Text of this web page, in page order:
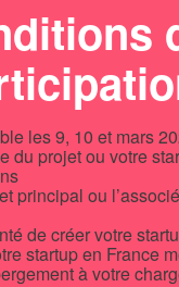
les 9, 10 et mars
du projet ou votre
principal ou
de créer votre
startup en France
à votre